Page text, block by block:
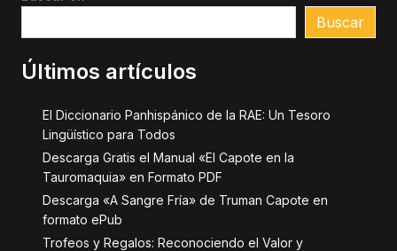
Buscar
Últimos artículos
El Diccionario Panhispánico de la RAE: Un Tesoro
Lingüístico para Todos
Descarga Gratis el Manual «El Capote en la
Tauromaquia» en Formato PDF
Descarga «A Sangre Fría» de Truman Capote en
formato ePub
Trofeos y Regalos: Reconociendo el Valor y